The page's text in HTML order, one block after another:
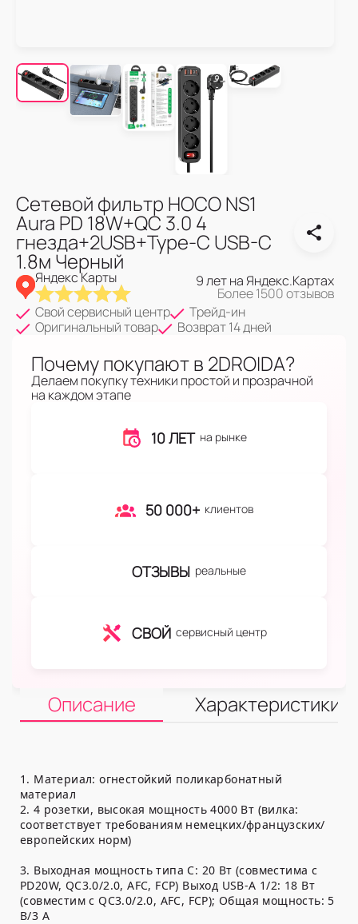
Сетевой фильтр HOCO NS1
Aura PD 18W+QC 3.0 4
гнезда+2USB+Type-C USB-C
1.8м Черный
Яндекс Карты 9 лет на Яндекс.Картах
Более 1500 отзывов
Свой сервисный центр
Трейд-ин
Оригинальный товар
Возврат 14 дней
Почему покупают в 2DROIDA?
Делаем покупку техники простой и прозрачной
на каждом этапе
10 ЛЕТ на рынке
50 000+ клиентов
ОТЗЫВЫ реальные
СВОЙ сервисный центр
Описание Характеристики
1. Материал: огнестойкий поликарбонатный
материал
2. 4 розетки, высокая мощность 4000 Вт (вилка:
соответствует требованиям немецких/французских/
европейских норм)
3. Выходная мощность типа C: 20 Вт (совместима с
PD20W, QC3.0/2.0, AFC, FCP) Выход USB-A 1/2: 18 Вт
(совместим с QC3.0/2.0, AFC, FCP); Общая мощность: 5
В/3 А